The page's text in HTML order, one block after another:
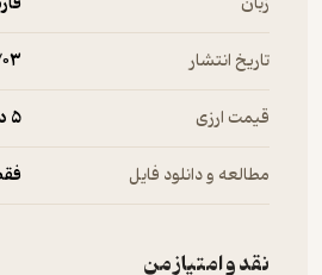
کار مهم برود، نیاز به تمرین و تکرار
شده در سال‌های اخیر الهام بخش
سه ویژگی تصمیم‌گیری، انضباط و
تاریخ انتشار
قیمت ارزی 5 دلار
مطالعه و دانلود فایل
نقد و امتیاز من